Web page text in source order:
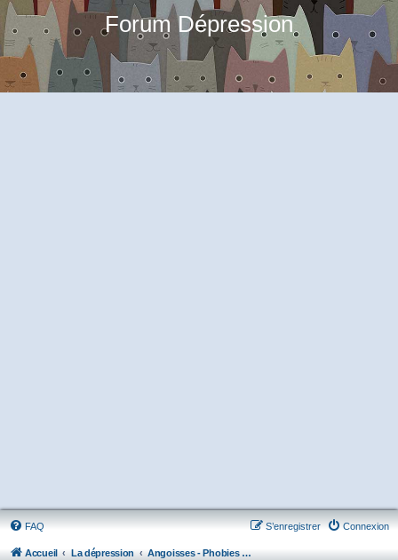
Forum Dépression
FAQ Connexion
S’enregistrer
Accueil La dépression Angoisses - Phobies - Obsessions - TOC - Somatisations